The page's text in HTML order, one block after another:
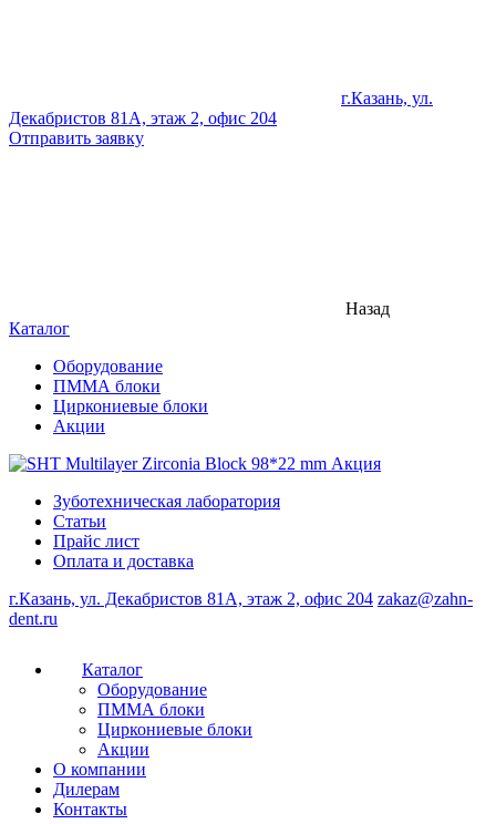
г.Казань, ул.
Декабристов 81А, этаж 2, офис 204
Отправить заявку
Назад
Каталог
Оборудование
ПММА блоки
Циркониевые блоки
Акции
Зуботехническая лаборатория
Статьи
Прайс лист
Оплата и доставка
г.Казань, ул. Декабристов 81А, этаж 2, офис 204 zakaz@zahn-
dent.ru
Каталог
Оборудование
ПММА блоки
Циркониевые блоки
Акции
О компании
Дилерам
Контакты